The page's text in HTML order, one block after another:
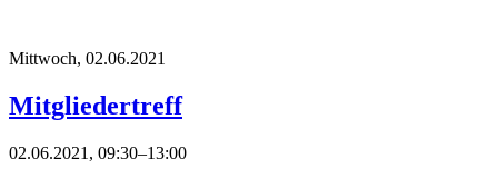
Mittwoch, 02.06.2021
Mitgliedertreff
02.06.2021, 09:30–13:00